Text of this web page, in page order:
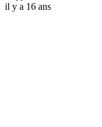
il y a 16 ans